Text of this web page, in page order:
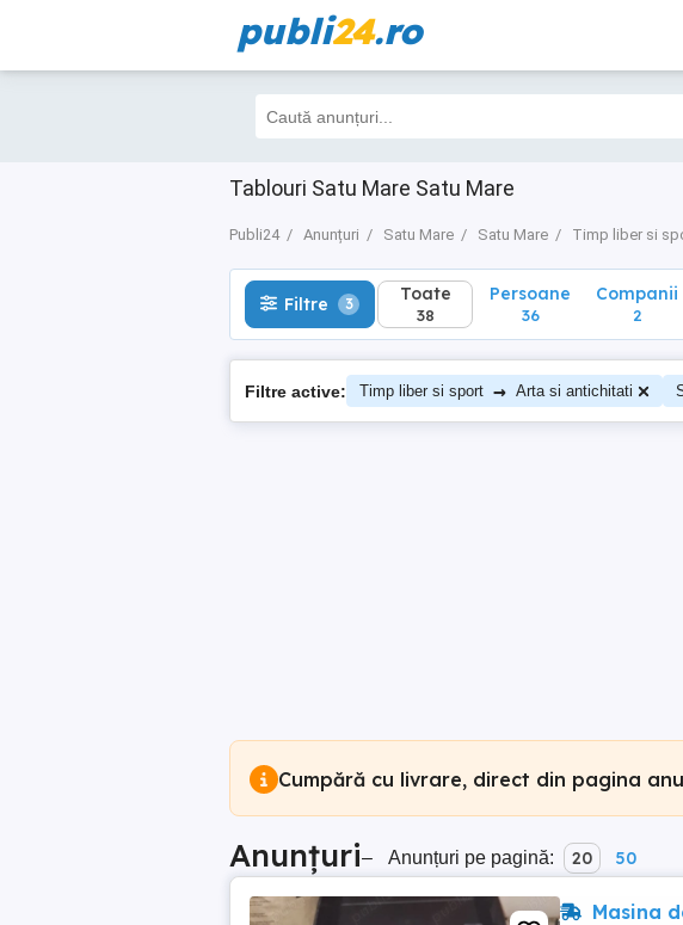
publi24.ro
Tablouri Satu Mare Satu Mare
Publi24 Anunțuri Satu Mare Satu Mare Timp liber si
Filtre 3 Toate
38
Filtre 3 Toate
38
Persoane
36
Companii
2
Filtre active: Timp liber si sport → Arta si antichitati
Cumpără cu livrare, direct din pagina
Anunțuri– Anunțuri pe pagină: 20 50
Masina